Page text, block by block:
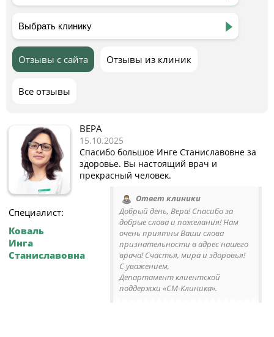
Отзывы с сайта Отзывы из клиник
Все отзывы
Специалист:
Коваль
Инга
Станиславовна
ВЕРА
15.10.2025
Спасибо большое Инге Станиславовне за
здоровье. Вы настоящий врач и
прекрасный человек.
Ответ клиники
Добрый день, Вера! Спасибо за
добрые слова и пожелания! Нам
очень приятны Ваши слова
признательности в адрес нашего
врача! Счастья, мира и здоровья!
С уважением,
Департамент клиентской
поддержки «СМ-Клиника».